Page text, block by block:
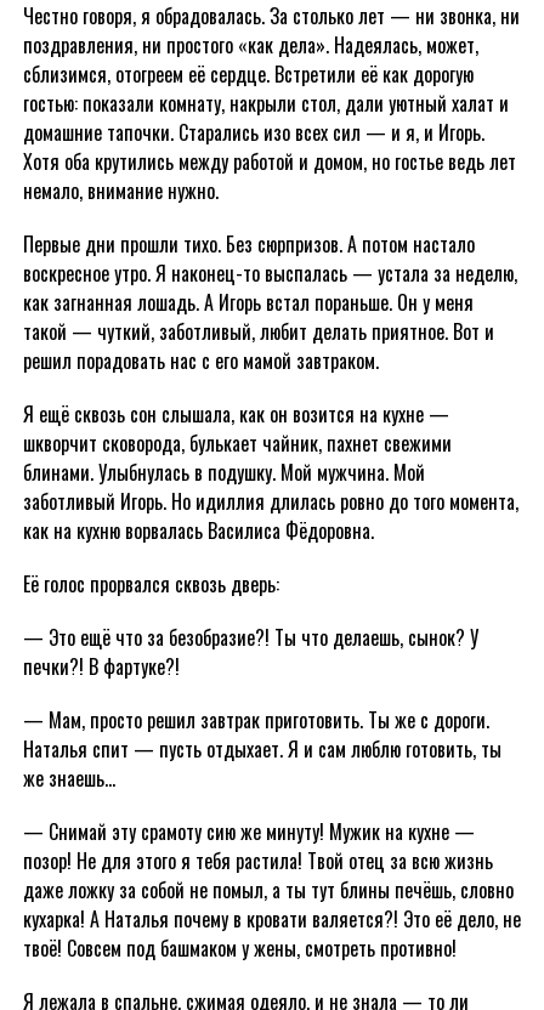
Честно говоря, я обрадовалась. За столько лет — ни звонка, ни
поздравления, ни простого «как дела». Надеялась, может,
сблизимся, отогреем её сердце. Встретили её как дорогую
гостью: показали комнату, накрыли стол, дали уютный халат и
домашние тапочки. Старались изо всех сил — и я, и Игорь.
Хотя оба крутились между работой и домом, но гостье ведь лет
немало, внимание нужно.
Первые дни прошли тихо. Без сюрпризов. А потом настало
воскресное утро. Я наконец-то выспалась — устала за неделю,
как загнанная лошадь. А Игорь встал пораньше. Он у меня
такой — чуткий, заботливый, любит делать приятное. Вот и
решил порадовать нас с его мамой завтраком.
Я ещё сквозь сон слышала, как он возится на кухне —
шкворчит сковорода, булькает чайник, пахнет свежими
блинами. Улыбнулась в подушку. Мой мужчина. Мой
заботливый Игорь. Но идиллия длилась ровно до того момента,
как на кухню ворвалась Василиса Фёдоровна.
Её голос прорвался сквозь дверь:
— Это ещё что за безобразие?! Ты что делаешь, сынок? У
печки?! В фартуке?!
— Мам, просто решил завтрак приготовить. Ты же с дороги.
Наталья спит — пусть отдыхает. Я и сам люблю готовить, ты
же знаешь…
— Снимай эту срамоту сию же минуту! Мужик на кухне —
позор! Не для этого я тебя растила! Твой отец за всю жизнь
даже ложку за собой не помыл, а ты тут блины печёшь, словно
кухарка! А Наталья почему в кровати валяется?! Это её дело, не
твоё! Совсем под башмаком у жены, смотреть противно!
Я лежала в спальне, сжимая одеяло, и не знала — то ли